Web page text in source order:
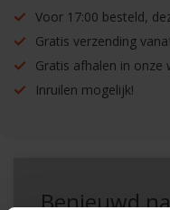
Voor 17:00 besteld,
Gratis verzending
Gratis afhalen in onze
Inruilen mogelijk!
Benieuwd